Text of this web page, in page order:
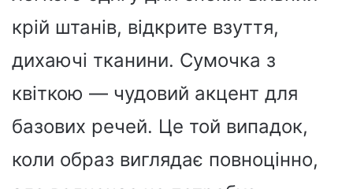
крій штанів, відкрите взуття,
дихаючі тканини. Сумочка з
квіткою — чудовий акцент для
базових речей. Це той випадок,
коли образ виглядає повноцінно,